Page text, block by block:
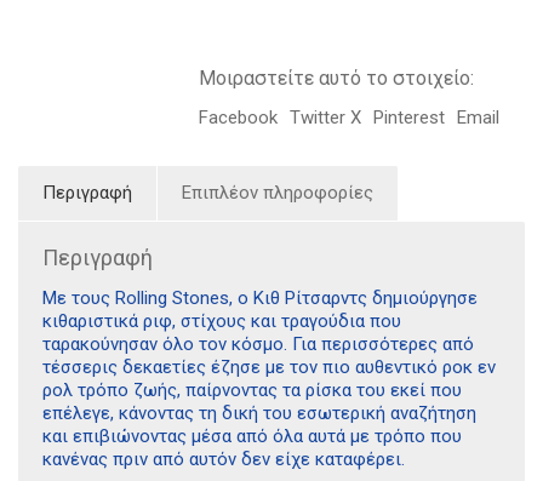
Μοιραστείτε αυτό το στοιχείο:
Facebook Twitter X Pinterest Email
Περιγραφή Επιπλέον πληροφορίες
Περιγραφή
Με τους Rolling Stones, ο Κιθ Ρίτσαρντς δημιούργησε
κιθαριστικά ριφ, στίχους και τραγούδια που
ταρακούνησαν όλο τον κόσμο. Για περισσότερες από
τέσσερις δεκαετίες έζησε με τον πιο αυθεντικό ροκ εν
ρολ τρόπο ζωής, παίρνοντας τα ρίσκα του εκεί που
επέλεγε, κάνοντας τη δική του εσωτερική αναζήτηση
και επιβιώνοντας μέσα από όλα αυτά με τρόπο που
κανένας πριν από αυτόν δεν είχε καταφέρει.